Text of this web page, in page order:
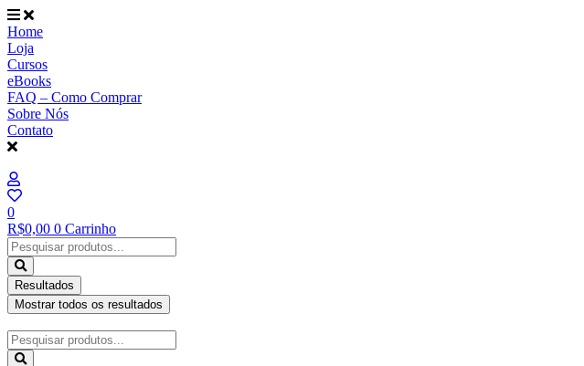
Ir
para
o
conteúdo
Home
Loja
Cursos
eBooks
FAQ – Como Comprar
Sobre Nós
Contato
0
R$0,00 0 Carrinho
Pesquisar
...
Resultados
Mostrar todos os resultados
Pesquisar
...